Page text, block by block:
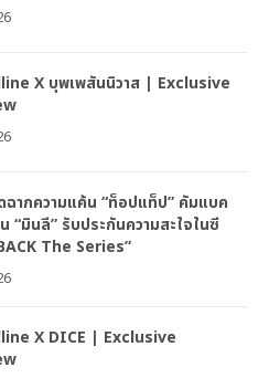
X บุพเพสันนิวาส | Exclusive
ฉากความแค้น “ท็อปแท็ป” คัมแบค
“มินลี” รับประกันความสะใจในซี
The Series”
X DICE | Exclusive